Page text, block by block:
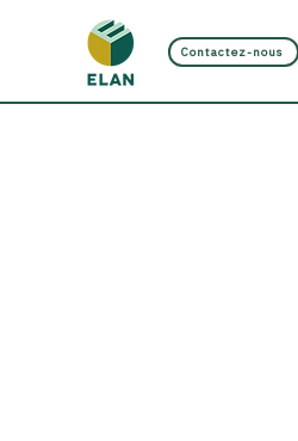
Contactez-nous